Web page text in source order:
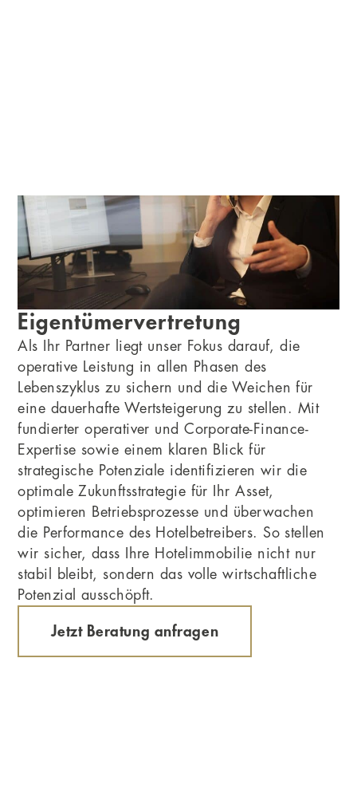
Eigentümervertretung
Als Ihr Partner liegt unser Fokus darauf, die
operative Leistung in allen Phasen des
Lebenszyklus zu sichern und die Weichen für
eine dauerhafte Wertsteigerung zu stellen. Mit
fundierter operativer und Corporate-Finance-
Expertise sowie einem klaren Blick für
strategische Potenziale identifizieren wir die
optimale Zukunftsstrategie für Ihr Asset,
optimieren Betriebsprozesse und überwachen
die Performance des Hotelbetreibers. So stellen
wir sicher, dass Ihre Hotelimmobilie nicht nur
stabil bleibt, sondern das volle wirtschaftliche
Potenzial ausschöpft.
Jetzt Beratung anfragen